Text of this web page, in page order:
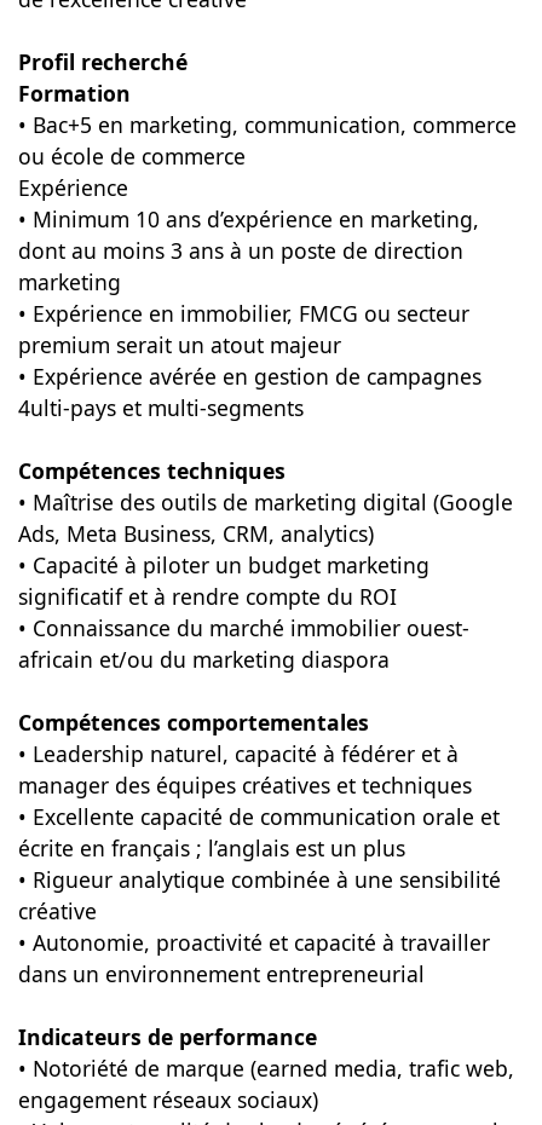
Profil recherché
Formation
• Bac+5 en marketing, communication, commerce
ou école de commerce
Expérience
• Minimum 10 ans d’expérience en marketing,
dont au moins 3 ans à un poste de direction
marketing
• Expérience en immobilier, FMCG ou secteur
premium serait un atout majeur
• Expérience avérée en gestion de campagnes
4ulti-pays et multi-segments
Compétences techniques
• Maîtrise des outils de marketing digital (Google
Ads, Meta Business, CRM, analytics)
• Capacité à piloter un budget marketing
significatif et à rendre compte du ROI
• Connaissance du marché immobilier ouest-
africain et/ou du marketing diaspora
Compétences comportementales
• Leadership naturel, capacité à fédérer et à
manager des équipes créatives et techniques
• Excellente capacité de communication orale et
écrite en français ; l’anglais est un plus
• Rigueur analytique combinée à une sensibilité
créative
• Autonomie, proactivité et capacité à travailler
dans un environnement entrepreneurial
Indicateurs de performance
• Notoriété de marque (earned media, trafic web,
engagement réseaux sociaux)